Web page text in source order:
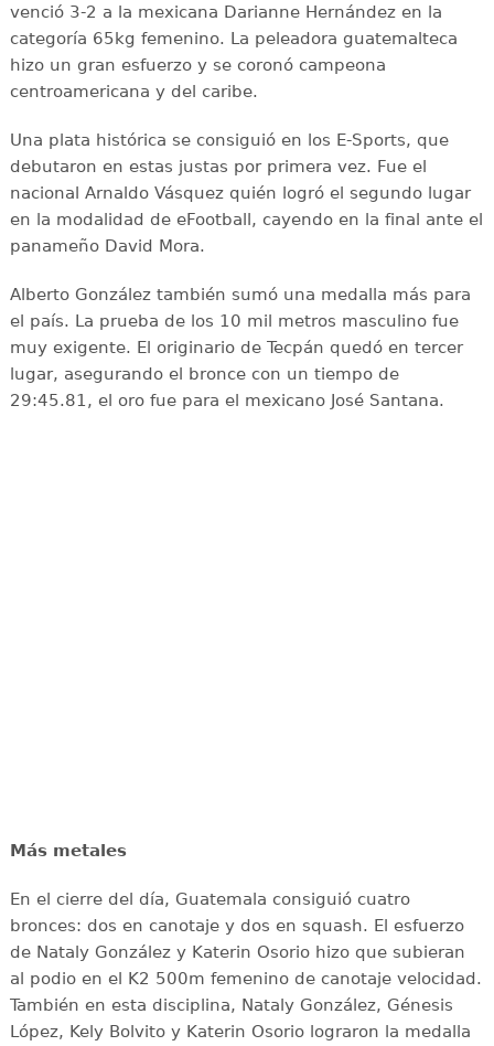
venció 3-2 a la mexicana Darianne Hernández en la
categoría 65kg femenino. La peleadora guatemalteca
hizo un gran esfuerzo y se coronó campeona
centroamericana y del caribe.
Una plata histórica se consiguió en los E-Sports, que
debutaron en estas justas por primera vez. Fue el
nacional Arnaldo Vásquez quién logró el segundo lugar
en la modalidad de eFootball, cayendo en la final ante el
panameño David Mora.
Alberto González también sumó una medalla más para
el país. La prueba de los 10 mil metros masculino fue
muy exigente. El originario de Tecpán quedó en tercer
lugar, asegurando el bronce con un tiempo de
29:45.81, el oro fue para el mexicano José Santana.
Más metales
En el cierre del día, Guatemala consiguió cuatro
bronces: dos en canotaje y dos en squash. El esfuerzo
de Nataly González y Katerin Osorio hizo que subieran
al podio en el K2 500m femenino de canotaje velocidad.
También en esta disciplina, Nataly González, Génesis
López, Kely Bolvito y Katerin Osorio lograron la medalla